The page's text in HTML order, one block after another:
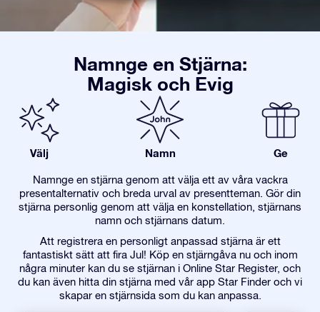
Namnge en Stjärna:
Magisk och Evig
Välj Namn Ge
Namnge en stjärna genom att välja ett av våra vackra
presentalternativ och breda urval av presentteman. Gör din
stjärna personlig genom att välja en konstellation, stjärnans
namn och stjärnans datum.
Att registrera en personligt anpassad stjärna är ett
fantastiskt sätt att fira Jul! Köp en stjärngåva nu och inom
några minuter kan du se stjärnan i Online Star Register, och
du kan även hitta din stjärna med vår app Star Finder och vi
skapar en stjärnsida som du kan anpassa.